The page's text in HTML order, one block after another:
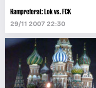
Kampreferat: Lok vs. FCK
29/11 2007 22:30